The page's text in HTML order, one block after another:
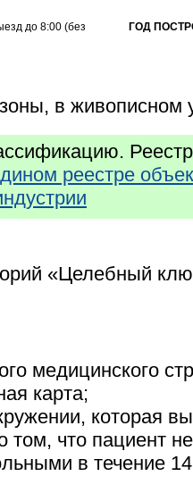
до 8:00 (без
ГОД
в живописном
реестре
«Целебный
медицинского
карта;
которая
том, что пациент
в течение